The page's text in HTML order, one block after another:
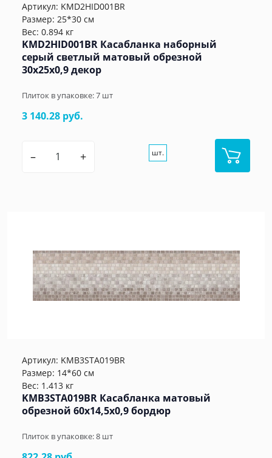
Артикул: KMD2HID001BR
Размер: 25*30 см
Вес: 0.894 кг
KMD2HID001BR Касабланка наборный
серый светлый матовый обрезной
30x25x0,9 декор
Плиток в упаковке:7 шт
3 140.28 руб.
– + шт.
Артикул: KMB3STA019BR
Размер: 14*60 см
Вес: 1.413 кг
KMB3STA019BR Касабланка матовый
обрезной 60x14,5x0,9 бордюр
Плиток в упаковке:8 шт